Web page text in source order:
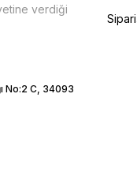
verdiği
No:2 C, 34093